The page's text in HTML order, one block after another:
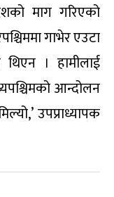
माग गरिएको
गाभेर एउटा
थिएन । हामीलाई
आन्दोलन
उपप्राध्यापक